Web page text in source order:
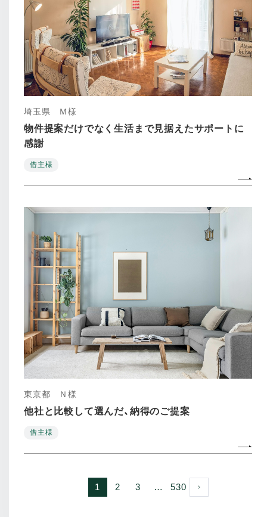
埼玉県 Ｍ様
物件提案だけでなく生活まで見据えたサポートに
感謝
借主様
東京都 Ｎ様
他社と比較して選んだ、納得のご提案
借主様
1 2 3 … 530